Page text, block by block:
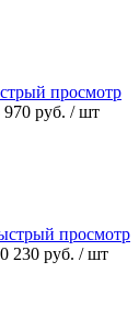
просмотр
970 руб. / шт
просмотр
230 руб. / шт